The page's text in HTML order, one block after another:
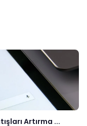
Artırma ...